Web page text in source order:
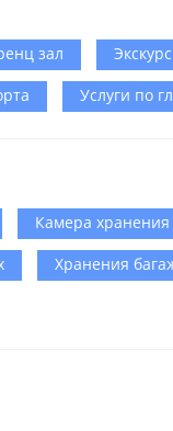
зал
Услуги по
Камера хранения
Хранения